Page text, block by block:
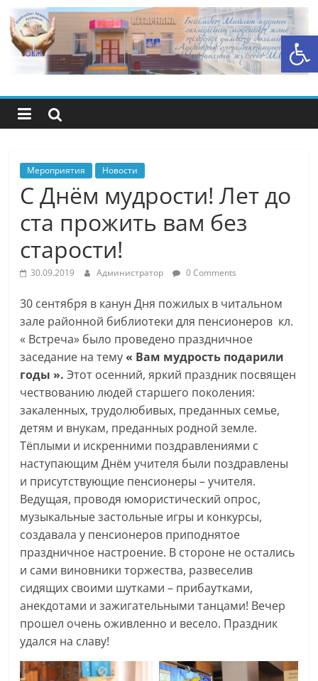
Открыть панель инструментов
Перейти
содержимому
Центральная
библиотечная
система
района
Беимбета
Майлина
Мероприятия Новости
С Днём мудрости! Лет до
ста прожить вам без
старости!
30.09.2019 Администратор 0 Comments
30 сентября в канун Дня пожилых в читальном
зале районной библиотеки для пенсионеров кл.
« Встреча» было проведено праздничное
заседание на тему« Вам мудрость подарили
годы ».Этот осенний, яркий праздник посвящен
чествованию людей старшего поколения:
закаленных, трудолюбивых, преданных семье,
детям и внукам, преданных родной земле.
Тёплыми и искренними поздравлениями с
наступающим Днём учителя были поздравлены
и присутствующие пенсионеры – учителя.
Ведущая, проводя юмористический опрос,
музыкальные застольные игры и конкурсы,
создавала у пенсионеров приподнятое
праздничное настроение. В стороне не остались
и сами виновники торжества, развеселив
сидящих своими шутками – прибаутками,
анекдотами и зажигательными танцами! Вечер
прошел очень оживленно и весело. Праздник
удался на славу!